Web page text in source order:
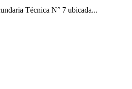
Técnica N° 7 ubicada...